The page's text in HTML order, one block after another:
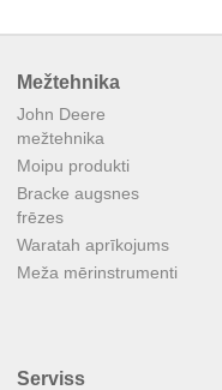
Mežtehnika
John Deere
mežtehnika
Moipu produkti
Bracke augsnes
frēzes
Waratah aprīkojums
Meža mērinstrumenti
Serviss